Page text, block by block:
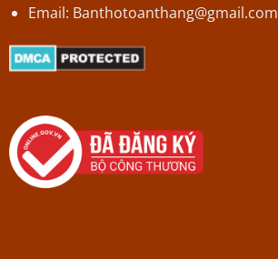
Email: Banthotoanthang@gmail.com